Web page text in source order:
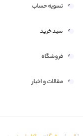
تسویه حساب
سبد خرید
فروشگاه
مقالات و اخبار